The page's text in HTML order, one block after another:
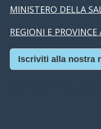
MINISTERO DELLA
REGIONI E
Iscriviti alla nostra